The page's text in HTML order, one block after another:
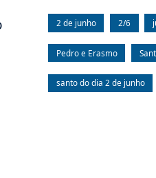
2 de junho 2/6
Pedro e Erasmo
santo do dia 2 de junho